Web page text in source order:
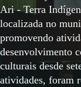
Ari - Terra
localizada no
promovendo
desenvolvimento
culturais desde
atividades, foram